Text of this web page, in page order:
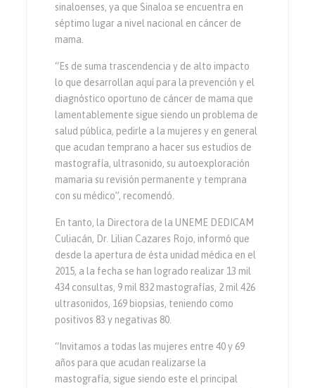
sinaloenses, ya que Sinaloa se encuentra en
séptimo lugar a nivel nacional en cáncer de
mama.
“Es de suma trascendencia y de alto impacto
lo que desarrollan aquí para la prevención y el
diagnóstico oportuno de cáncer de mama que
lamentablemente sigue siendo un problema de
salud pública, pedirle a la mujeres y en general
que acudan temprano a hacer sus estudios de
mastografía, ultrasonido, su autoexploración
mamaria su revisión permanente y temprana
con su médico”, recomendó.
En tanto, la Directora de la UNEME DEDICAM
Culiacán, Dr. Lilian Cazares Rojo, informó que
desde la apertura de ésta unidad médica en el
2015, a la fecha se han logrado realizar 13 mil
434 consultas, 9 mil 832 mastografías, 2 mil 426
ultrasonidos, 169 biopsias, teniendo como
positivos 83 y negativas 80.
“Invitamos a todas las mujeres entre 40 y 69
años para que acudan realizarse la
mastografía, sigue siendo este el principal